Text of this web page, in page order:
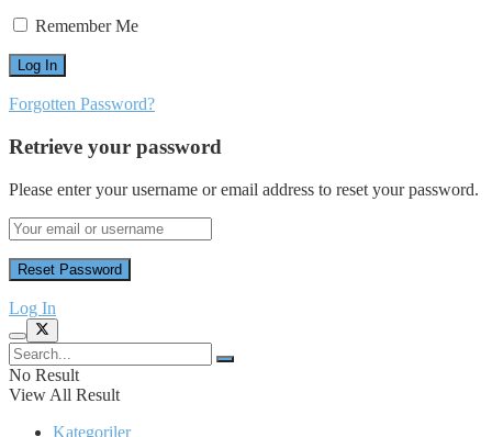
Remember Me
Forgotten Password?
Retrieve your password
Please enter your username or email address to reset your password.
Log In
No Result
View All Result
Kategoriler